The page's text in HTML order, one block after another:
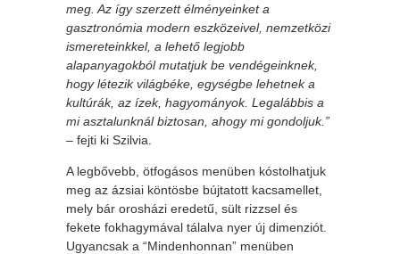
meg. Az így szerzett élményeinket a
gasztronómia modern eszközeivel, nemzetközi
ismereteinkkel, a lehető legjobb
alapanyagokból mutatjuk be vendégeinknek,
hogy létezik világbéke, egységbe lehetnek a
kultúrák, az ízek, hagyományok. Legalábbis a
mi asztalunknál biztosan, ahogy mi gondoljuk.”
– fejti ki Szilvia.
A legbővebb, ötfogásos menüben kóstolhatjuk
meg az ázsiai köntösbe bújtatott kacsamellet,
mely bár orosházi eredetű, sült rizzsel és
fekete fokhagymával tálalva nyer új dimenziót.
Ugyancsak a “Mindenhonnan” menüben